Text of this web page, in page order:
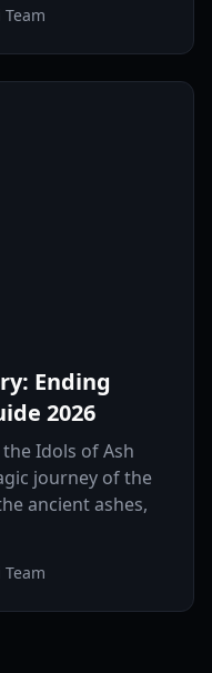
Ending
2026
Idols of Ash
journey of the
ancient ashes,